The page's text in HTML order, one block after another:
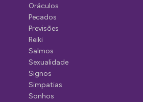
Oráculos
Pecados
Previsões
Reiki
Salmos
Sexualidade
Signos
Simpatias
Sonhos